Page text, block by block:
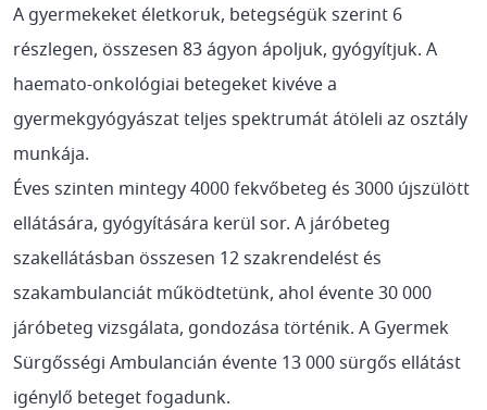
A gyermekeket életkoruk, betegségük szerint 6
részlegen, összesen 83 ágyon ápoljuk, gyógyítjuk. A
haemato-onkológiai betegeket kivéve a
gyermekgyógyászat teljes spektrumát átöleli az osztály
munkája.
Éves szinten mintegy 4000 fekvőbeteg és 3000 újszülött
ellátására, gyógyítására kerül sor. A járóbeteg
szakellátásban összesen 12 szakrendelést és
szakambulanciát működtetünk, ahol évente 30 000
járóbeteg vizsgálata, gondozása történik. A Gyermek
Sürgősségi Ambulancián évente 13 000 sürgős ellátást
igénylő beteget fogadunk.